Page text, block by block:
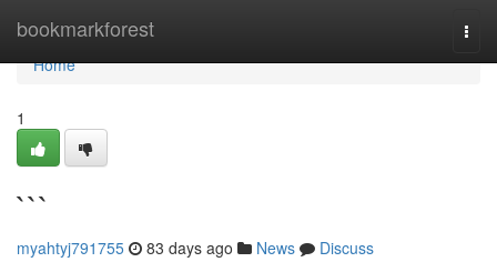
bookmarkforest
Home
Home
1
```
myahtyj791755 83 days ago News
Discuss